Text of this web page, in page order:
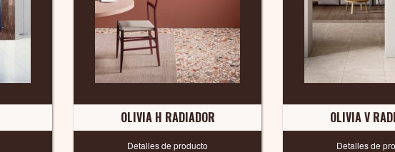
OLIVIA H RADIADOR
Detalles de producto
OLIVIA V
Detalles de